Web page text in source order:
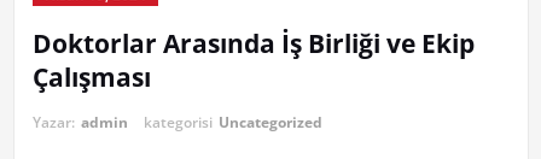
Doktorlar Arasında İş Birliği ve Ekip
Çalışması
Yazar: admin kategorisi Uncategorized